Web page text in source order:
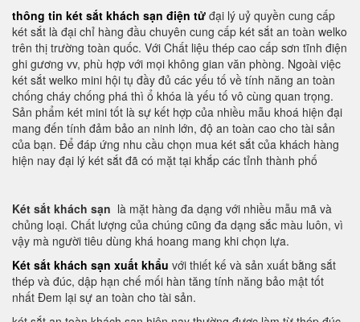
thông tin két sắt khách sạn điện tử đại lý uỷ quyền cung cấp
két sắt là đại chỉ hàng đầu chuyên cung cấp két sắt an toàn welko
trên thị trường toàn quốc. Với Chất liệu thép cao cấp sơn tĩnh điện
ghi gương vv, phù hợp với mọi không gian văn phòng. Ngoài việc
két sắt welko mini hội tụ đầy đủ các yếu tố về tính năng an toàn
chống cháy chống phá thì ổ khóa là yếu tố vô cùng quan trọng.
Sản phẩm két mini tốt là sự kết hợp của nhiều mẫu khoá hiện đại
mang đến tính đảm bảo an ninh lớn, độ an toàn cao cho tài sản
của bạn. Để đáp ứng nhu cầu chọn mua két sắt của khách hàng
hiện nay đại lý két sắt đã có mặt tại khắp các tỉnh thành phố
Két sắt khách sạn là mặt hàng đa dạng với nhiều mẫu mã và
chủng loại. Chất lượng của chúng cũng đa dạng sắc màu luôn, vì
vậy mà người tiêu dùng khá hoang mang khi chọn lựa.
Két sắt khách sạn xuất khẩu với thiết kế và sản xuất bằng sắt
thép và đúc, dập hạn chế mối hàn tăng tính năng bảo mật tốt
nhất Đem lại sự an toàn cho tài sản.